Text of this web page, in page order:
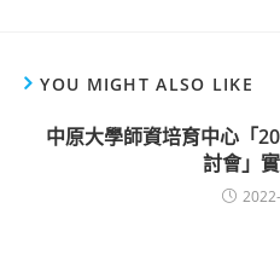
YOU MIGHT ALSO LIKE
中原大學師資培育中心「
討會」